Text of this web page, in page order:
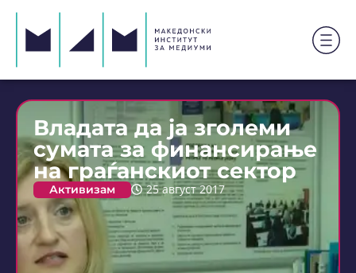
Владата да ја зголеми
сумата за финансирање
на граѓанскиот сектор
Активизам 25 август 2017